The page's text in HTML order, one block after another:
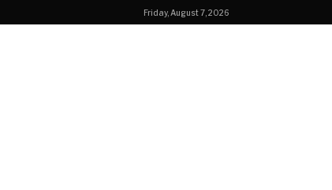
Friday, August 7, 2026